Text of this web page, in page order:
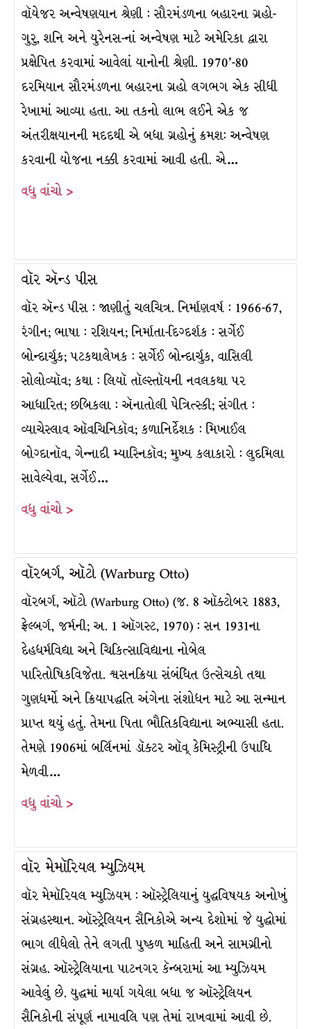
વૉયેજર અન્વેષણયાન શ્રેણી : સૌરમંડળના બહારના ગ્રહો-
ગુરુ, શનિ અને યુરેનસ-નાં અન્વેષણ માટે અમેરિકા દ્વારા
પ્રક્ષેપિત કરવામાં આવેલાં યાનોની શ્રેણી. 1970’-80
દરમિયાન સૌરમંડળના બહારના ગ્રહો લગભગ એક સીધી
રેખામાં આવ્યા હતા. આ તકનો લાભ લઈને એક જ
અંતરીક્ષયાનની મદદથી એ બધા ગ્રહોનું ક્રમશ: અન્વેષણ
કરવાની યોજના નક્કી કરવામાં આવી હતી. એ…
વધુ વાંચો >
વૉર ઍન્ડ પીસ
વૉર ઍન્ડ પીસ : જાણીતું ચલચિત્ર. નિર્માણવર્ષ : 1966-67,
રંગીન; ભાષા : રશિયન; નિર્માતા-દિગ્દર્શક : સર્ગેઈ
બોન્દાર્ચુક; પટકથાલેખક : સર્ગેઈ બોન્દાર્ચુક, વાસિલી
સોલોવ્યૉવ; કથા : લિયૉ તૉલ્સ્તૉયની નવલકથા પર
આધારિત; છબિકલા : ઍનાતોલી પેત્રિત્સ્કી; સંગીત :
વ્યાચેસ્લાવ ઑવચિનિકૉવ; કળાનિર્દેશક : મિખાઈલ
બોગ્દાનૉવ, ગેન્નાદી મ્યાસ્નિકૉવ; મુખ્ય કલાકારો : લુદમિલા
સાવેલ્યેવા, સર્ગેઈ…
વધુ વાંચો >
વૉરબર્ગ, ઑટો (Warburg Otto)
વૉરબર્ગ, ઑટો (Warburg Otto) (જ. 8 ઑક્ટોબર 1883,
ફ્રેલ્બર્ગ, જર્મની; અ. 1 ઑગસ્ટ, 1970) : સન 1931ના
દેહધર્મવિદ્યા અને ચિકિત્સાવિદ્યાના નોબેલ
પારિતોષિકવિજેતા. શ્વસનક્રિયા સંબંધિત ઉત્સેચકો તથા
ગુણધર્મો અને ક્રિયાપદ્ધતિ અંગેના સંશોધન માટે આ સન્માન
પ્રાપ્ત થયું હતું. તેમના પિતા ભૌતિકવિદ્યાના અભ્યાસી હતા.
તેમણે 1906માં બર્લિનમાં ડૉક્ટર ઑવ્ કેમિસ્ટ્રીની ઉપાધિ
મેળવી…
વધુ વાંચો >
વૉર મેમૉરિયલ મ્યુઝિયમ
વૉર મેમૉરિયલ મ્યુઝિયમ : ઑસ્ટ્રેલિયાનું યુદ્ધવિષયક અનોખું
સંગ્રહસ્થાન. ઑસ્ટ્રેલિયન સૈનિકોએ અન્ય દેશોમાં જે યુદ્ધોમાં
ભાગ લીધેલો તેને લગતી પુષ્કળ માહિતી અને સામગ્રીનો
સંગ્રહ. ઑસ્ટ્રેલિયાના પાટનગર કૅન્બરામાં આ મ્યુઝિયમ
આવેલું છે. યુદ્ધમાં માર્યા ગયેલા બધા જ ઑસ્ટ્રેલિયન
સૈનિકોની સંપૂર્ણ નામાવલિ પણ તેમાં રાખવામાં આવી છે.